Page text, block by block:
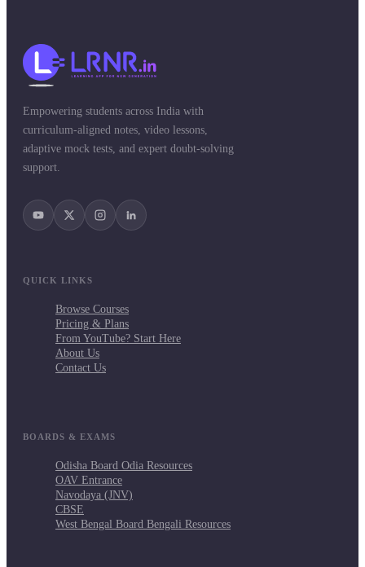
Empowering students across India with
curriculum-aligned notes, video lessons,
adaptive mock tests, and expert doubt-solving
support.
QUICK LINKS
Browse Courses
Pricing & Plans
From YouTube? Start Here
About Us
Contact Us
BOARDS & EXAMS
Odisha Board Odia Resources
OAV Entrance
Navodaya (JNV)
CBSE
West Bengal Board Bengali Resources